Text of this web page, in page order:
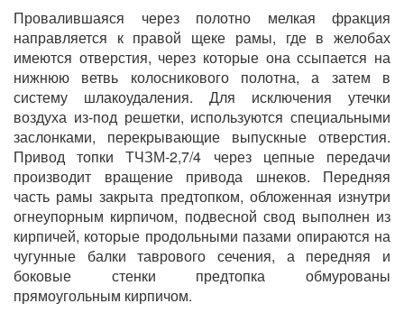
Провалившаяся через полотно мелкая фракция
направляется к правой щеке рамы, где в желобах
имеются отверстия, через которые она ссыпается на
нижнюю ветвь колосникового полотна, а затем в
систему шлакоудаления. Для исключения утечки
воздуха из-под решетки, используются специальными
заслонками, перекрывающие выпускные отверстия.
Привод топки ТЧЗМ-2,7/4 через цепные передачи
производит вращение привода шнеков. Передняя
часть рамы закрыта предтопком, обложенная изнутри
огнеупорным кирпичом, подвесной свод выполнен из
кирпичей, которые продольными пазами опираются на
чугунные балки таврового сечения, а передняя и
боковые стенки предтопка обмурованы
прямоугольным кирпичом.